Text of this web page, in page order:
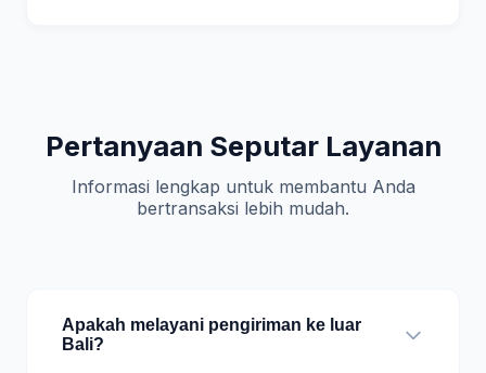
Pertanyaan Seputar Layanan
Informasi lengkap untuk membantu Anda
bertransaksi lebih mudah.
Apakah melayani pengiriman ke luar
Bali?